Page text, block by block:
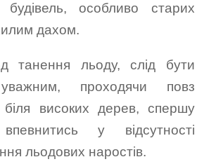
будівель, особливо старих
дахом.
льоду, слід бути
проходячи повз
високих дерев, спершу
у відсутності
льодових наростів.